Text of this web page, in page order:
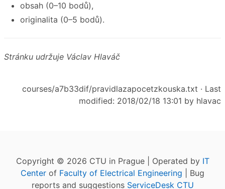
obsah (0–10 bodů),
originalita (0–5 bodů).
Stránku udržuje Václav Hlaváč
courses/a7b33dif/pravidlazapocetzkouska.txt · Last
modified: 2018/02/18 13:01 by hlavac
Copyright © 2026 CTU in Prague | Operated by IT
Center of Faculty of Electrical Engineering | Bug
reports and suggestions ServiceDesk CTU